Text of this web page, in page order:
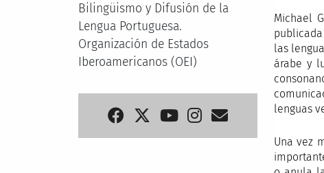
Bilingüismo y Difusión de la
Lengua Portuguesa.
Organización de Estados
Iberoamericanos (OEI)
Michael
publicada
las
árabe y
lenguas
Una vez